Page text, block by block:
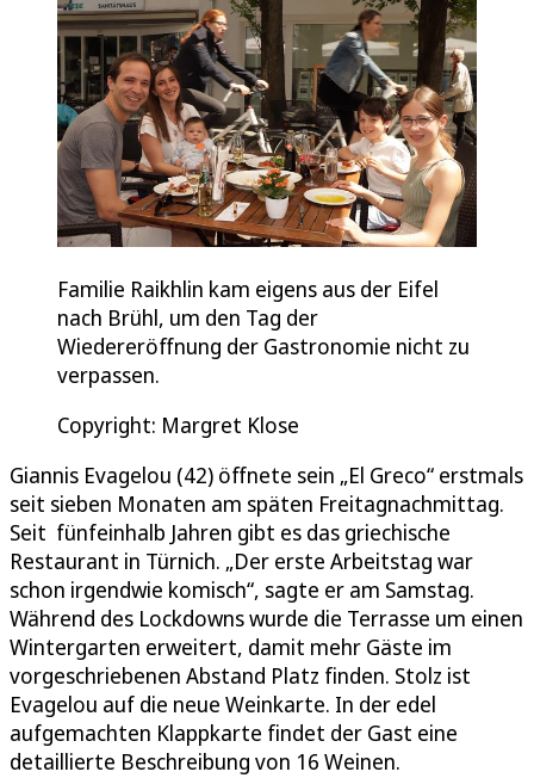
Familie Raikhlin kam eigens aus der Eifel
nach Brühl, um den Tag der
Wiedereröffnung der Gastronomie nicht zu
verpassen.
Copyright: Margret Klose
Giannis Evagelou (42) öffnete sein „El Greco“ erstmals
seit sieben Monaten am späten Freitagnachmittag.
Seit fünfeinhalb Jahren gibt es das griechische
Restaurant in Türnich. „Der erste Arbeitstag war
schon irgendwie komisch“, sagte er am Samstag.
Während des Lockdowns wurde die Terrasse um einen
Wintergarten erweitert, damit mehr Gäste im
vorgeschriebenen Abstand Platz finden. Stolz ist
Evagelou auf die neue Weinkarte. In der edel
aufgemachten Klappkarte findet der Gast eine
detaillierte Beschreibung von 16 Weinen.